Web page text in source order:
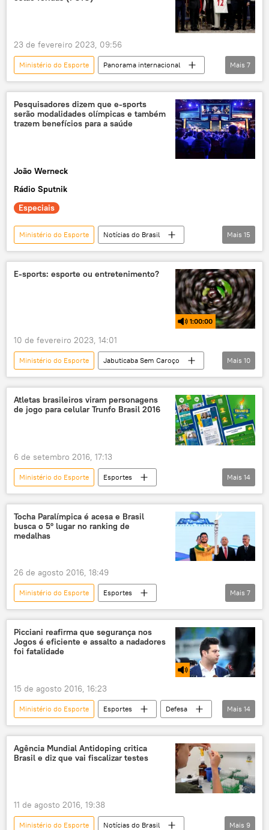
23 de fevereiro 2023, 09:56
Ministério do Esporte
Panorama internacional
Irã
helicóptero
queda
hospital
Oriente Médio e África
Teerã
tragédia
Mais 7
Pesquisadores dizem que e-sports
serão modalidades olímpicas e também
trazem benefícios para a saúde
João Werneck
Rádio Sputnik
Especiais
Ministério do Esporte
Notícias do Brasil
exclusiva
governo brasileiro
Brasil
esporte
games
Américas
Ana Moser
podcast
Jabuticaba Sem Caroço
Mais 15
E-sports: esporte ou entretenimento?
1:00:00
10 de fevereiro 2023, 14:01
Ministério do Esporte
Jabuticaba Sem Caroço
rádio
podcast
comportamento
Esportes
Eduardo Paes
entretenimento
Sociedade
Brasil
Mais 10
Atletas brasileiros viram personagens
de jogo para celular Trunfo Brasil 2016
6 de setembro 2016, 17:13
Ministério do Esporte
Esportes
Ciência e Tecnologia
Notícias do Brasil
Notícias
Sociedade
Paralimpíadas Rio 2016
Jogos Olímpicos
Jogos
Trunfo Brasil 2016
Mais 14
Tocha Paralímpica é acesa e Brasil
busca o 5º lugar no ranking de
medalhas
26 de agosto 2016, 18:49
Ministério do Esporte
Esportes
Notícias do Brasil
Notícias
Sociedade
Rio 2016
Comitê Paralímpico Brasileiro (CPB)
Mais 7
Picciani reafirma que segurança nos
Jogos é eficiente e assalto a nadadores
foi fatalidade
15 de agosto 2016, 16:23
Ministério do Esporte Esportes
Defesa
Notícias do Brasil
Notícias
Sociedade
Rio 2016
Rio de Janeiro
Ryan Lochte
Leonado Picciani
Jogos Rio 2016
Detenções durante Rio 2016
Mais 14
Agência Mundial Antidoping critica
Brasil e diz que vai fiscalizar testes
11 de agosto 2016, 19:38
Ministério do Esporte
Notícias do Brasil
Mais 9